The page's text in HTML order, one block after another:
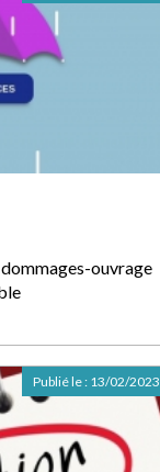
dommages-ouvrage
Publié le : 13/02/2023